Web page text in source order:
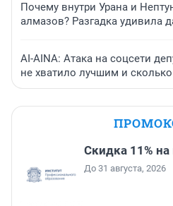
Почему внутри Урана и
алмазов? Разгадка удивила
AI-AINA: Атака на соцсети
не хватило лучшим и сколько
Скидка 11%
До 31 августа, 2026